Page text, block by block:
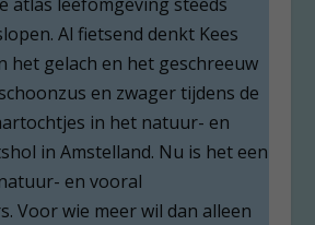
Al fietsend denkt Kees
het gelach en het geschreeuw
en zwager tijdens de
in het natuur- en
in Amstelland. Nu is het een
en vooral
Voor wie meer wil dan alleen